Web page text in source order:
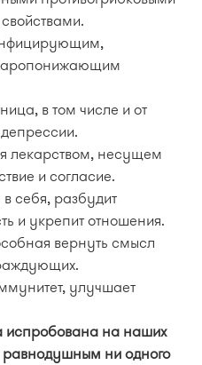
в том числе и от
лекарством, несущем
и согласие.
себя, разбудит
и укрепит отношения.
вернуть смысл
улучшает
испробована на наших
ни одного